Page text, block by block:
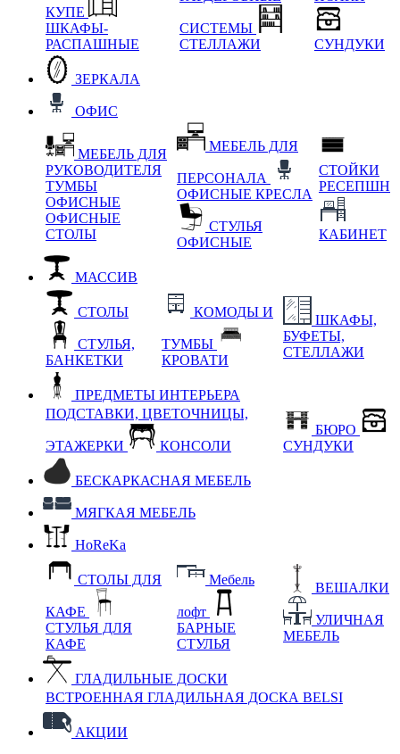
КУПЕ
ШКАФЫ-
РАСПАШНЫЕ
СИСТЕМЫ
СТЕЛЛАЖИ
СУНДУКИ
ЗЕРКАЛА
ОФИС
МЕБЕЛЬ ДЛЯ
РУКОВОДИТЕЛЯ
ТУМБЫ
ОФИСНЫЕ
ОФИСНЫЕ
СТОЛЫ
МЕБЕЛЬ ДЛЯ
ПЕРСОНАЛА
ОФИСНЫЕ КРЕСЛА
СТУЛЬЯ
ОФИСНЫЕ
СТОЙКИ
РЕСЕПШН
КАБИНЕТ
МАССИВ
СТОЛЫ
СТУЛЬЯ,
БАНКЕТКИ
КОМОДЫ И
ТУМБЫ
КРОВАТИ
ШКАФЫ,
БУФЕТЫ,
СТЕЛЛАЖИ
ПРЕДМЕТЫ ИНТЕРЬЕРА
ПОДСТАВКИ, ЦВЕТОЧНИЦЫ,
ЭТАЖЕРКИ КОНСОЛИ
БЮРО
СУНДУКИ
БЕСКАРКАСНАЯ МЕБЕЛЬ
МЯГКАЯ МЕБЕЛЬ
HoReKa
СТОЛЫ ДЛЯ
КАФЕ
СТУЛЬЯ ДЛЯ
КАФЕ
Мебель
лофт
БАРНЫЕ
СТУЛЬЯ
ВЕШАЛКИ
УЛИЧНАЯ
МЕБЕЛЬ
ГЛАДИЛЬНЫЕ ДОСКИ
ВСТРОЕННАЯ ГЛАДИЛЬНАЯ ДОСКА BELSI
АКЦИИ